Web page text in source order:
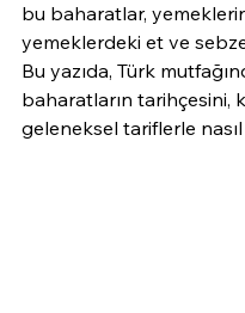
bu baharatlar,
yemeklerdeki et ve
Bu yazıda, Türk
baharatların tarihçesini,
geleneksel tariflerle nasıl